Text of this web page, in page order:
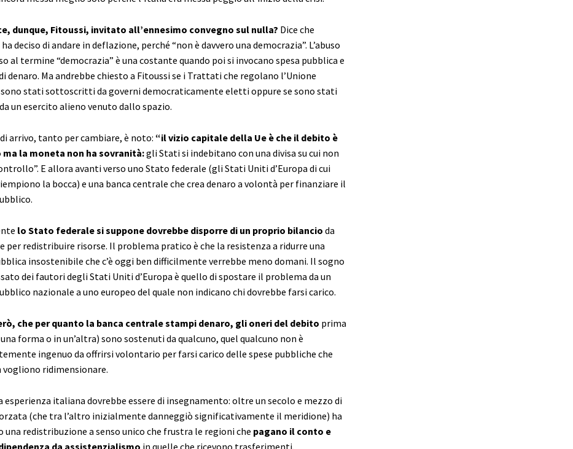
dunque, Fitoussi, invitato all’ennesimo convegno sul nulla? Dice che
ha deciso di andare in deflazione, perché “non è davvero una democrazia”. L’abuso
al termine “democrazia” è una costante quando poi si invocano spesa pubblica e
denaro. Ma andrebbe chiesto a Fitoussi se i Trattati che regolano l’Unione
sono stati sottoscritti da governi democraticamente eletti oppure se sono stati
un esercito alieno venuto dallo spazio.
arrivo, tanto per cambiare, è noto: “il vizio capitale della Ue è che il debito è
ma la moneta non ha sovranità:gli Stati si indebitano con una divisa su cui non
E allora avanti verso uno Stato federale (gli Stati Uniti d’Europa di cui
la bocca) e una banca centrale che crea denaro a volontà per finanziare il
lo Stato federale si suppone dovrebbe disporre di un proprio bilancio da
per redistribuire risorse. Il problema pratico è che la resistenza a ridurre una
insostenibile che c’è oggi ben difficilmente verrebbe meno domani. Il sogno
dei fautori degli Stati Uniti d’Europa è quello di spostare il problema da un
nazionale a uno europeo del quale non indicano chi dovrebbe farsi carico.
che per quanto la banca centrale stampi denaro, gli oneri del debito prima
forma o in un’altra) sono sostenuti da qualcuno, quel qualcuno non è
ingenuo da offrirsi volontario per farsi carico delle spese pubbliche che
ridimensionare.
esperienza italiana dovrebbe essere di insegnamento: oltre un secolo e mezzo di
(che tra l’altro inizialmente danneggiò significativamente il meridione) ha
una redistribuzione a senso unico che frustra le regioni che pagano il conto e
da assistenzialismo in quelle che ricevono trasferimenti.